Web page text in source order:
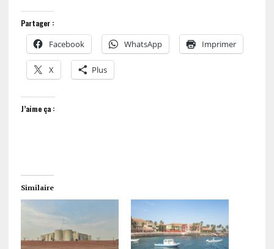
Partager :
Facebook WhatsApp Imprimer
X Plus
J’aime ça :
Similaire